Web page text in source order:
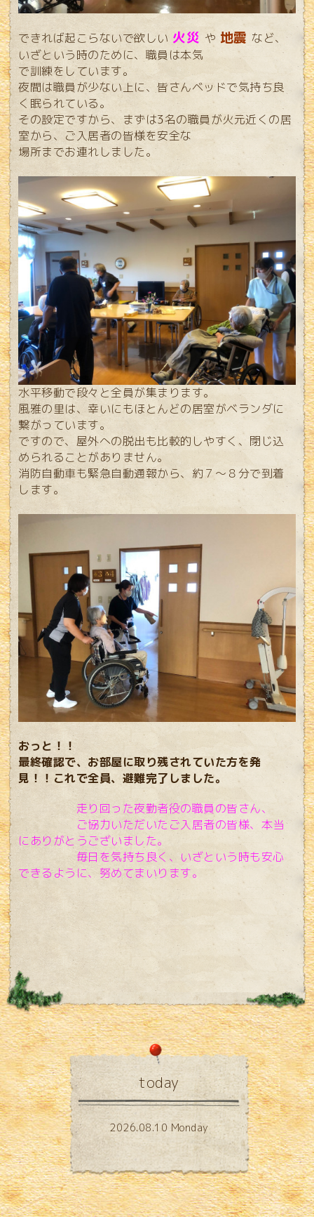
できれば起こらないで欲しい 火災 や 地震など、
いざという時のために、職員は本気
で訓練をしています。
夜間は職員が少ない上に、皆さんベッドで気持ち良
く眠られている。
その設定ですから、まずは3名の職員が火元近くの居
室から、ご入居者の皆様を安全な
場所までお連れしました。
水平移動で段々と全員が集まります。
風雅の里は、幸いにもほとんどの居室がベランダに
繋がっています。
ですので、屋外への脱出も比較的しやすく、閉じ込
められることがありません。
消防自動車も緊急自動通報から、約７～８分で到着
します。
おっと！！
最終確認で、お部屋に取り残されていた方を発
見！！これで全員、避難完了しました。
走り回った夜勤者役の職員の皆さん、
ご協力いただいたご入居者の皆様、本当
にありがとうございました。
毎日を気持ち良く、いざという時も安心
できるように、努めてまいります。
today
2026.08.10 Monday